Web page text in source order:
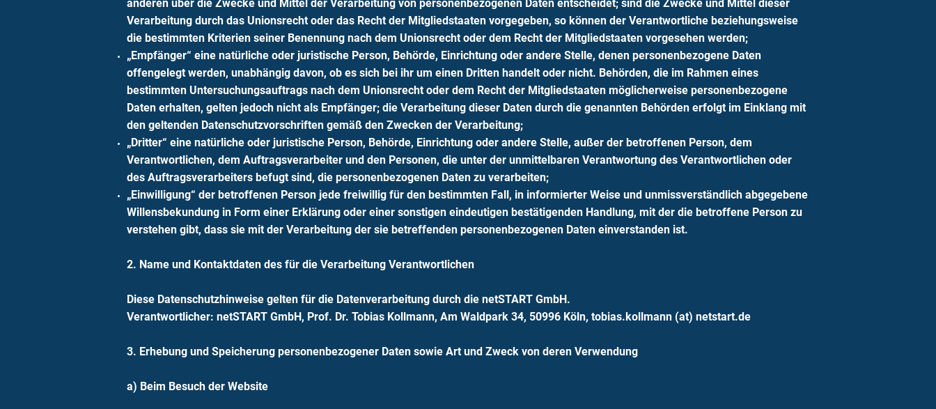
anderen über die Zwecke und Mittel der Verarbeitung von personenbezogenen Daten entscheidet; sind die Zwecke und Mittel dieser
Verarbeitung durch das Unionsrecht oder das Recht der Mitgliedstaaten vorgegeben, so können der Verantwortliche beziehungsweise
die bestimmten Kriterien seiner Benennung nach dem Unionsrecht oder dem Recht der Mitgliedstaaten vorgesehen werden;
„Empfänger“ eine natürliche oder juristische Person, Behörde, Einrichtung oder andere Stelle, denen personenbezogene Daten
offengelegt werden, unabhängig davon, ob es sich bei ihr um einen Dritten handelt oder nicht. Behörden, die im Rahmen eines
bestimmten Untersuchungsauftrags nach dem Unionsrecht oder dem Recht der Mitgliedstaaten möglicherweise personenbezogene
Daten erhalten, gelten jedoch nicht als Empfänger; die Verarbeitung dieser Daten durch die genannten Behörden erfolgt im Einklang mit
den geltenden Datenschutzvorschriften gemäß den Zwecken der Verarbeitung;
„Dritter“ eine natürliche oder juristische Person, Behörde, Einrichtung oder andere Stelle, außer der betroffenen Person, dem
Verantwortlichen, dem Auftragsverarbeiter und den Personen, die unter der unmittelbaren Verantwortung des Verantwortlichen oder
des Auftragsverarbeiters befugt sind, die personenbezogenen Daten zu verarbeiten;
„Einwilligung“ der betroffenen Person jede freiwillig für den bestimmten Fall, in informierter Weise und unmissverständlich abgegebene
Willensbekundung in Form einer Erklärung oder einer sonstigen eindeutigen bestätigenden Handlung, mit der die betroffene Person zu
verstehen gibt, dass sie mit der Verarbeitung der sie betreffenden personenbezogenen Daten einverstanden ist.
2. Name und Kontaktdaten des für die Verarbeitung Verantwortlichen
Diese Datenschutzhinweise gelten für die Datenverarbeitung durch die netSTART GmbH.
Verantwortlicher: netSTART GmbH, Prof. Dr. Tobias Kollmann, Am Waldpark 34, 50996 Köln, tobias.kollmann (at) netstart.de
3. Erhebung und Speicherung personenbezogener Daten sowie Art und Zweck von deren Verwendung
a) Beim Besuch der Website